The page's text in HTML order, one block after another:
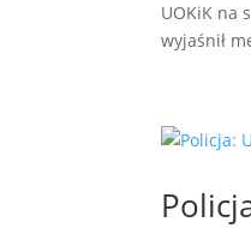
UOKiK na
wyjaśnił